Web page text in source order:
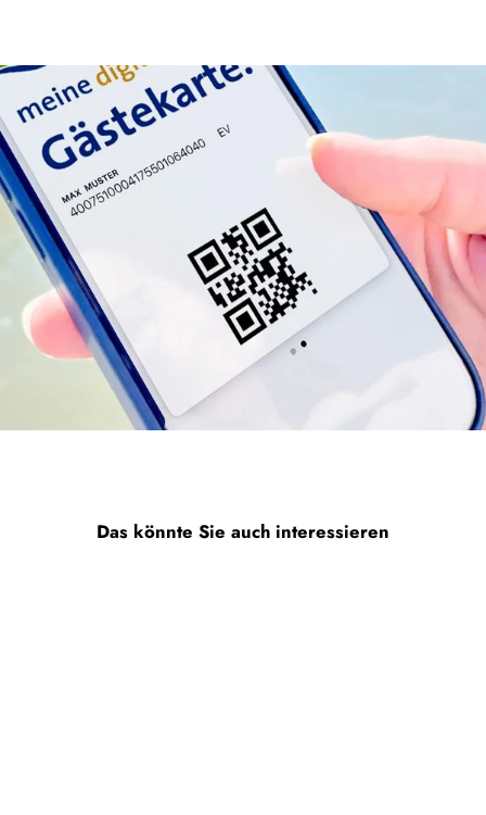
Das könnte Sie auch interessieren